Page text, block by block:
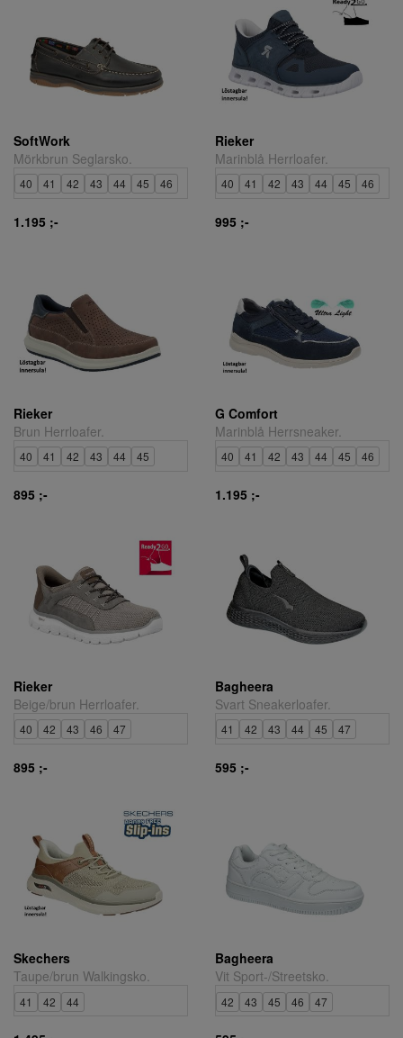
SoftWork
Mörkbrun Seglarsko.
40 41 42 43 44 45 46
1.195 ;-
Rieker
Marinblå Herrloafer.
40 41 42 43 44 45 46
995 ;-
Rieker
Brun Herrloafer.
40 41 42 43 44 45
895 ;-
G Comfort
Marinblå Herrsneaker.
40 41 42 43 44 45 46
1.195 ;-
Rieker
Beige/brun Herrloafer.
40 42 43 46 47
895 ;-
Bagheera
Svart Sneakerloafer.
41 42 43 44 45 47
595 ;-
Skechers
Taupe/brun Walkingsko.
41 42 44
Bagheera
Vit Sport-/Streetsko.
42 43 45 46 47